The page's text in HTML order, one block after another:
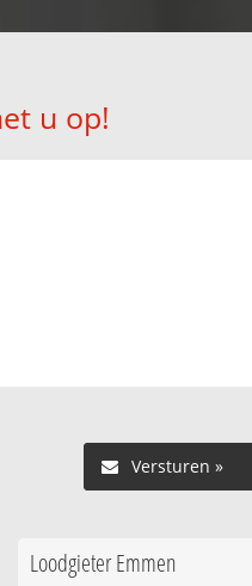
u op!
Versturen »
Loodgieter Emmen